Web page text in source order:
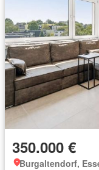
350.000 €
Burgaltendorf,